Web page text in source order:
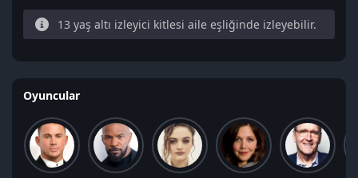
13 yaş altı izleyici kitlesi aile eşliğinde izleyebilir.
Oyuncular